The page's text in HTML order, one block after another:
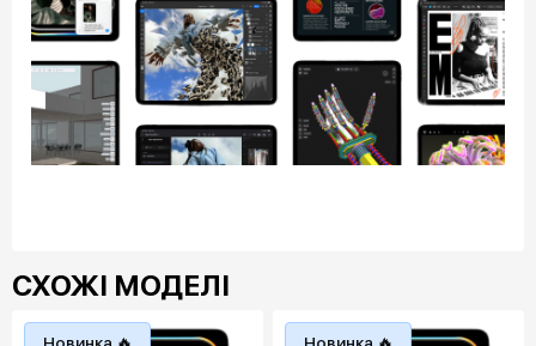
СХОЖІ МОДЕЛІ
Новинка 🔥 Новинка 🔥